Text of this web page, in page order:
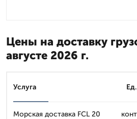
Цены на доставку
августе 2026 г.
Услуга
Морская доставка FCL 20